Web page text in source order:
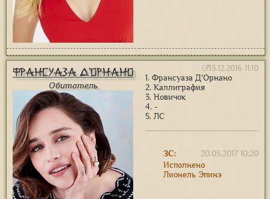
Франсуаза Д'Орнано
Обитатель
13.12.2016 11:10
1. Франсуаза Д'Орнано
2. Каллиграфия
3. Новичок
4. -
5. ЛС
20.05.2017 10:20
ЗС:
Исполнено
Лионель Эпинэ